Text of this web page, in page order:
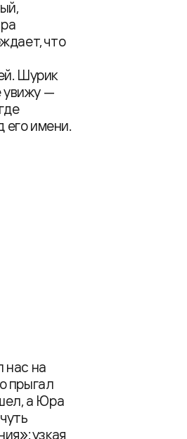
что
Шурик
увижу —
его имени.
нас на
прыгал
а Юра
узкая